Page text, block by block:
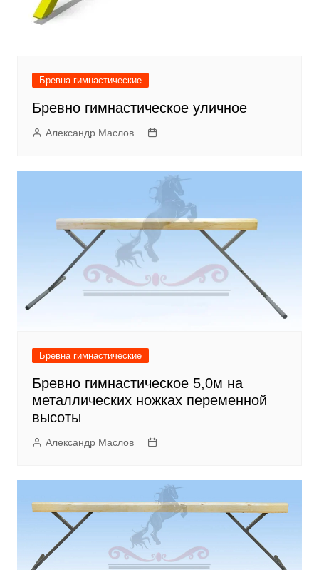
Бревна гимнастические
Бревно гимнастическое уличное
Александр Маслов
Бревна гимнастические
Бревно гимнастическое 5,0м на
металлических ножках переменной
высоты
Александр Маслов